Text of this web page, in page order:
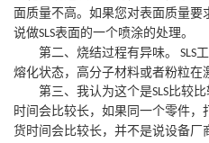
面质量不高。如果您对表面质量要
说做SLS表面的一个喷涂的处理。
第二、烧结过程有异味。
SLS
熔化状态，高分子材料或者粉粒在
第三、我认为这个是SLS 比较
时间会比较长，如果同一个零件，
货时间会比较长，并不是说设备厂